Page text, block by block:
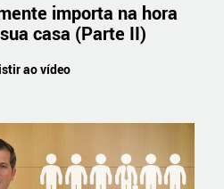
importa na hora
casa (Parte II)
ao vídeo